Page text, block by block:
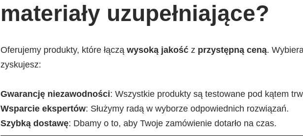
materiały uzupełniające?
Oferujemy produkty, które łączą wysoką jakośćz przystępną ceną.
zyskujesz:
Gwarancję niezawodności: Wszystkie produkty są testowane pod kątem
Wsparcie ekspertów: Służymy radą w wyborze odpowiednich rozwiązań.
Szybką dostawę: Dbamy o to, aby Twoje zamówienie dotarło na czas.